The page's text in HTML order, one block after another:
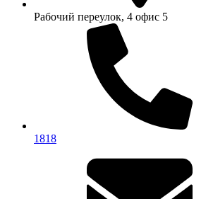
Рабочий переулок, 4 офис 5
1818